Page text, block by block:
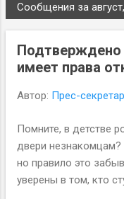
С
о
щ
Сообщения за
Подтверждено
имеет права
Автор: Прес-
Помните, в детстве
двери
но правило это
уверены в том, кто